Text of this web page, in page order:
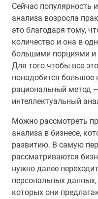
Сейчас популярность
анализа возросла
это благодаря тому,
количество и она в
большими порциями и
Для того чтобы все
понадобится большое
рациональный метод
интеллектуальный
Можно рассмотреть
анализа в бизнесе,
развитию. В самую
рассматриваются
нужно далее
персональных
которых они